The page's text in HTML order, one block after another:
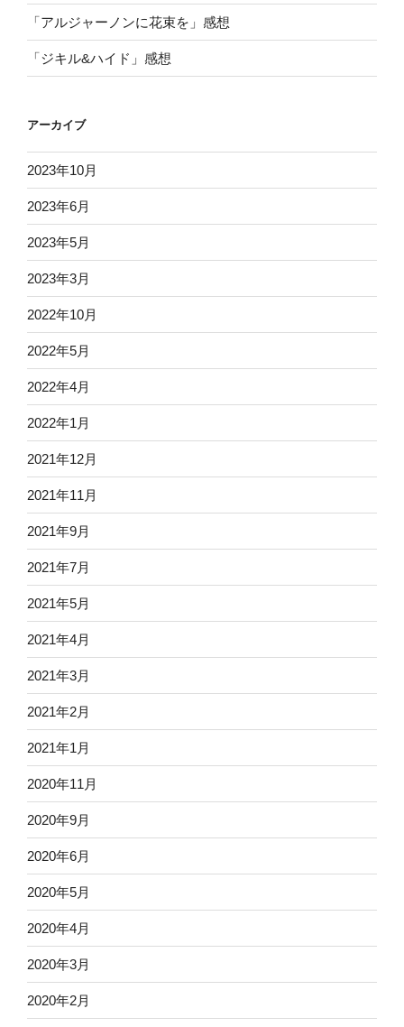
「アルジャーノンに花束を」感想
「ジキル&ハイド」感想
アーカイブ
2023年10月
2023年6月
2023年5月
2023年3月
2022年10月
2022年5月
2022年4月
2022年1月
2021年12月
2021年11月
2021年9月
2021年7月
2021年5月
2021年4月
2021年3月
2021年2月
2021年1月
2020年11月
2020年9月
2020年6月
2020年5月
2020年4月
2020年3月
2020年2月